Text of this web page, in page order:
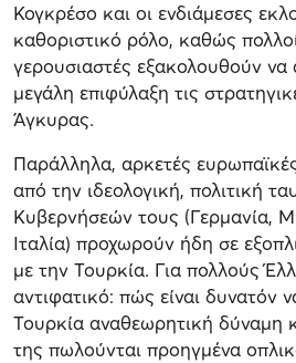
Κογκρέσο και οι ενδιάμεσες
καθοριστικό ρόλο, καθώς
γερουσιαστές εξακολουθούν να
μεγάλη επιφύλαξη τις
Άγκυρας.
Παράλληλα, αρκετές
από την ιδεολογική, πολιτική
Κυβερνήσεών τους (Γερμανία,
Ιταλία) προχωρούν ήδη σε
με την Τουρκία. Για πολλούς
αντιφατικό: πώς είναι δυνατόν
Τουρκία αναθεωρητική δύναμη
της πωλούνται προηγμένα